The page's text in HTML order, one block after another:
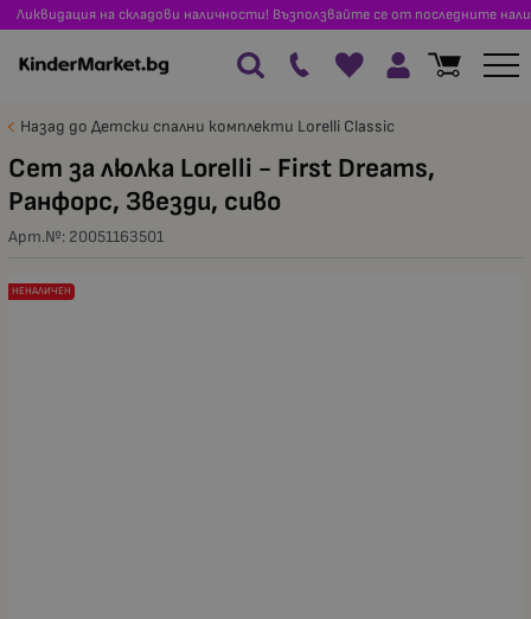
Ликвидация на складови наличности! Възползвайте се от последните
Назад до Детски спални комплекти Lorelli Classic
Сет за люлка Lorelli - First Dreams,
Ранфорс, Звезди, сиво
Арт.№: 20051163501
НЕНАЛИЧЕН